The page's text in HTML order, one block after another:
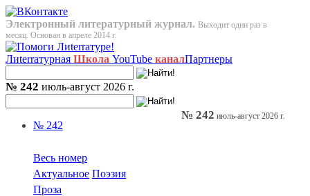
Электронный литературный журнал. Выходит один раз в
месяц. Основан в апреле 2014 г.
Лиterraтурная Школа YouTube каналПартнеры
№ 242 июль-август 2026 г.
№ 242
Весь номер
Актуальное Поэзия
Проза
№ 242 июль-август 2026 г.